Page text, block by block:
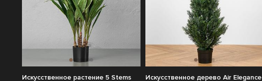
Искусственное растение 5 Stems
Искусственное дерево Air Elegance